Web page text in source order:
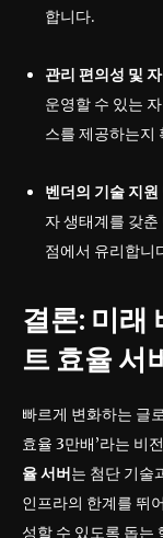
합니다.
관리 편의성 및
운영할 수 있는
스를 제공하는지
벤더의 기술 지원
자 생태계를 갖
점에서 유리합니
결론: 미래
트 효율 서
빠르게 변화하는 글
효율 3만배’라는 비
율 서버는 첨단 기술
인프라의 한계를 뛰
성할 수 있도록 돕는